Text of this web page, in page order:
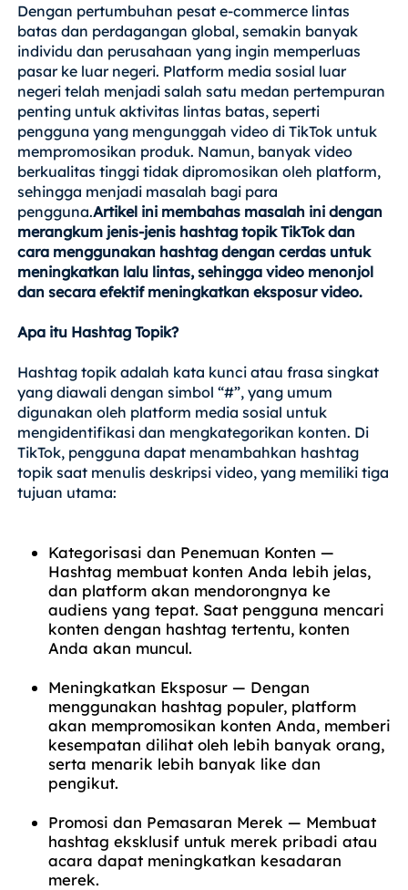
Dengan pertumbuhan pesat e-commerce lintas
batas dan perdagangan global, semakin banyak
individu dan perusahaan yang ingin memperluas
pasar ke luar negeri. Platform media sosial luar
negeri telah menjadi salah satu medan pertempuran
penting untuk aktivitas lintas batas, seperti
pengguna yang mengunggah video di TikTok untuk
mempromosikan produk. Namun, banyak video
berkualitas tinggi tidak dipromosikan oleh platform,
sehingga menjadi masalah bagi para
pengguna.Artikel ini membahas masalah ini dengan
merangkum jenis-jenis hashtag topik TikTok dan
cara menggunakan hashtag dengan cerdas untuk
meningkatkan lalu lintas, sehingga video menonjol
dan secara efektif meningkatkan eksposur video.
Apa itu Hashtag Topik?
Hashtag topik adalah kata kunci atau frasa singkat
yang diawali dengan simbol “#”, yang umum
digunakan oleh platform media sosial untuk
mengidentifikasi dan mengkategorikan konten. Di
TikTok, pengguna dapat menambahkan hashtag
topik saat menulis deskripsi video, yang memiliki tiga
tujuan utama:
Kategorisasi dan Penemuan Konten —
Hashtag membuat konten Anda lebih jelas,
dan platform akan mendorongnya ke
audiens yang tepat. Saat pengguna mencari
konten dengan hashtag tertentu, konten
Anda akan muncul.
Meningkatkan Eksposur — Dengan
menggunakan hashtag populer, platform
akan mempromosikan konten Anda, memberi
kesempatan dilihat oleh lebih banyak orang,
serta menarik lebih banyak like dan
pengikut.
Promosi dan Pemasaran Merek — Membuat
hashtag eksklusif untuk merek pribadi atau
acara dapat meningkatkan kesadaran
merek.